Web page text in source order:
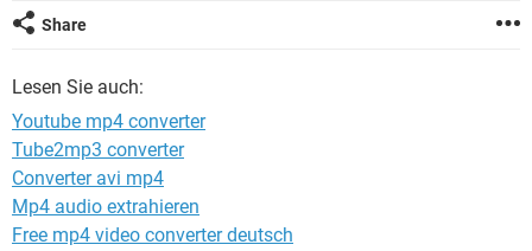
Share
Lesen Sie auch:
Youtube mp4 converter
Tube2mp3 converter
Converter avi mp4
Mp4 audio extrahieren
Free mp4 video converter deutsch